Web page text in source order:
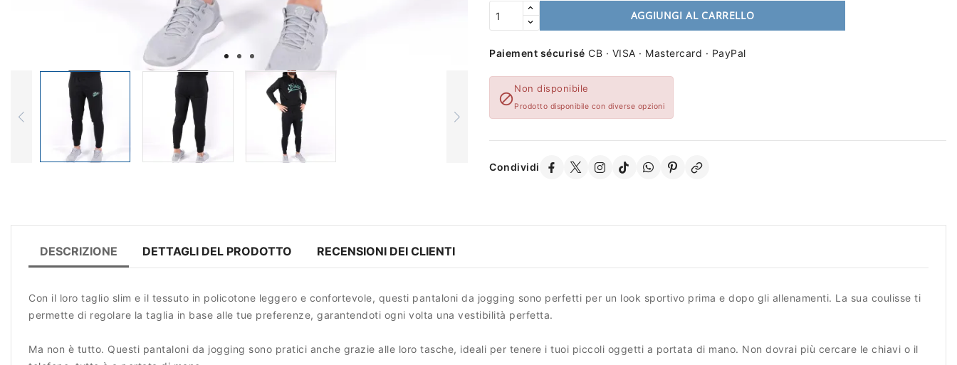
AGGIUNGI AL CARRELLO
Paiement sécurisé CB · VISA · Mastercard · PayPal

Non disponibile
Prodotto disponibile con diverse opzioni
Condividi
DESCRIZIONE DETTAGLI DEL PRODOTTO RECENSIONI DEI CLIENTI
Con il loro taglio slim e il tessuto in policotone leggero e confortevole, questi pantaloni da jogging sono perfetti per un look sportivo prima e dopo gli allenamenti. La sua coulisse ti
permette di regolare la taglia in base alle tue preferenze, garantendoti ogni volta una vestibilità perfetta.
Ma non è tutto. Questi pantaloni da jogging sono pratici anche grazie alle loro tasche, ideali per tenere i tuoi piccoli oggetti a portata di mano. Non dovrai più cercare le chiavi o il